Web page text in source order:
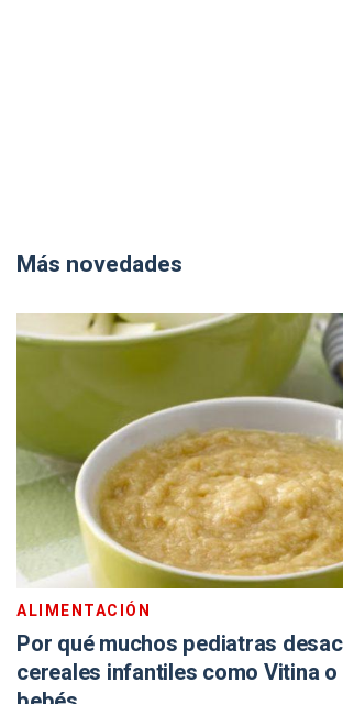
Más novedades
ALIMENTACIÓN
Por qué muchos pediatras
cereales infantiles como Vitina